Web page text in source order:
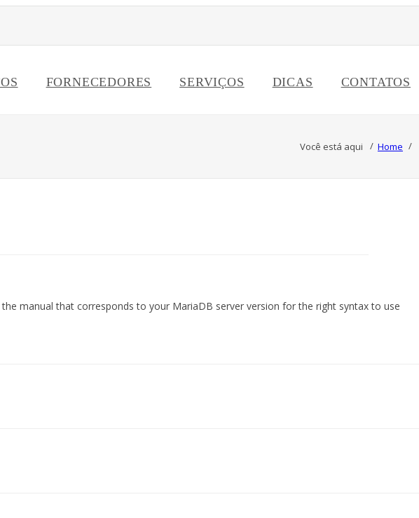
FORNECEDORES SERVIÇOS DICAS CONTATOS
Você está aqui Home
manual that corresponds to your MariaDB server version for the right syntax to use